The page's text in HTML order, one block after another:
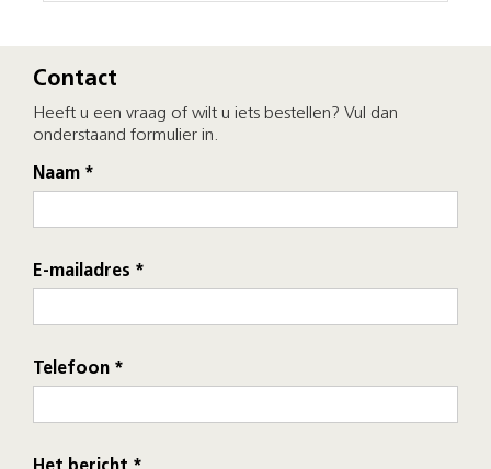
Contact
Heeft u een vraag of wilt u iets bestellen? Vul dan
onderstaand formulier in.
Naam *
E-mailadres *
Telefoon *